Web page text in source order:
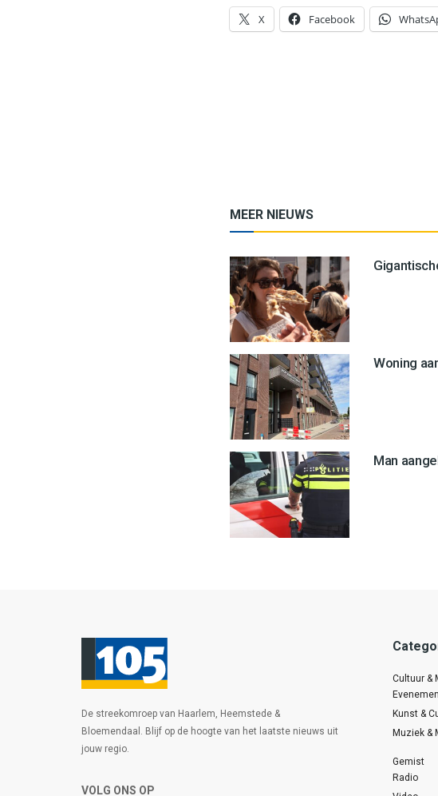
X Facebook
MEER NIEUWS
Woning
Man
De streekomroep van Haarlem, Heemstede &
Bloemendaal. Blijf op de hoogte van het laatste nieuws uit
jouw regio.
VOLG ONS OP
Cultuur &
Kunst &
Muziek &
Gemist
Radio